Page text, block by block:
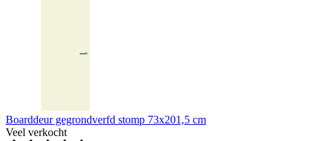
Boarddeur gegrondverfd stomp 73x201,5 cm
Veel verkocht